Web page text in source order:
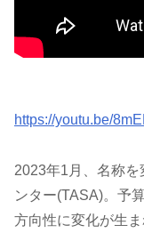
https://youtu.be/
2023年1月、名称
ンター(TASA)。予
方向性に変化が生ま